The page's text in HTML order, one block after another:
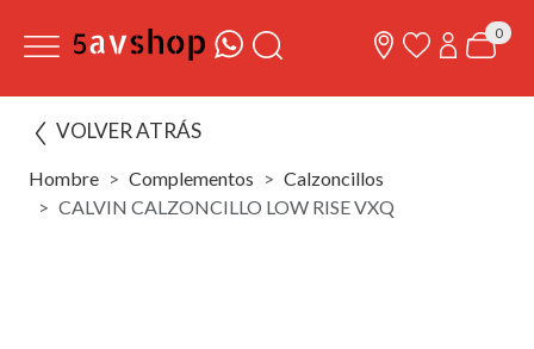
0
VOLVER ATRÁS
Hombre Complementos
Calzoncillos
CALVIN CALZONCILLO LOW RISE VXQ